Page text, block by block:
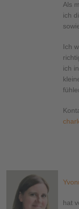
Als
ich
Ich
ich
hat